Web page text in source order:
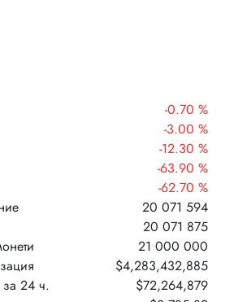
-0.70 %
-3.00 %
-12.30 %
-63.90 %
-62.70 %
20 071 594
20 071 875
21 000 000
$4,283,432,885
24 ч.
$72,264,879